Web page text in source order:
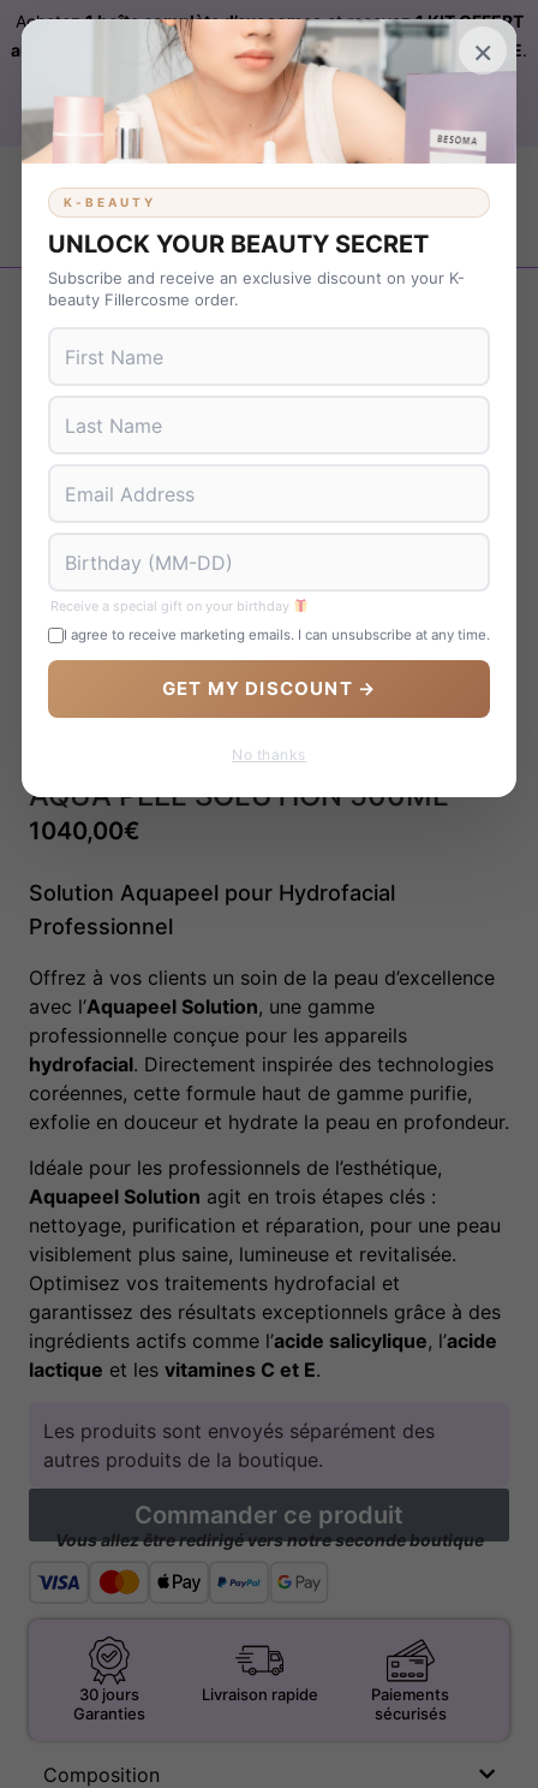
Achetez1 boîte complète d’exosomeset recevez1 KIT OFFERT
automatiquement ajouté à votre commande sur FILLERCOSME.
Livraison OFFERTE KBEAUTYdès 899 € d’achat. Code :
B37NS7T9
Revenir en arrière
AQUA PEEL SOLUTION 500ML
1040,00€
Solution Aquapeel pour Hydrofacial
Professionnel
Offrez à vos clients un soin de la peau d’excellence
avec l’Aquapeel Solution, une gamme
professionnelle conçue pour les appareils
hydrofacial. Directement inspirée des technologies
coréennes, cette formule haut de gamme purifie,
exfolie en douceur et hydrate la peau en profondeur.
Idéale pour les professionnels de l’esthétique,
Aquapeel Solution agit en trois étapes clés :
nettoyage, purification et réparation, pour une peau
visiblement plus saine, lumineuse et revitalisée.
Optimisez vos traitements hydrofacial et
garantissez des résultats exceptionnels grâce à des
ingrédients actifs comme l’acide salicylique, l’acide
lactique et les vitamines C et E.
Les produits sont envoyés séparément des
autres produits de la boutique.
Commander ce produit
Vous allez être redirigé vers notre seconde boutique
30 jours
Garanties
Livraison rapide
Paiements
sécurisés
Composition
×
K-BEAUTY
UNLOCK YOUR BEAUTY SECRET
Subscribe and receive an exclusive discount on your K-
beauty Fillercosme order.
Receive a special gift on your birthday
I agree to receive marketing emails. I can unsubscribe at any time.
GET MY DISCOUNT →
No thanks